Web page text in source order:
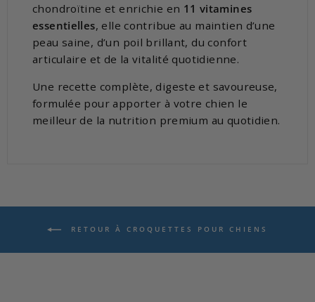
chondroïtine et enrichie en 11 vitamines
essentielles, elle contribue au maintien d’une
peau saine, d’un poil brillant, du confort
articulaire et de la vitalité quotidienne.
Une recette complète, digeste et savoureuse,
formulée pour apporter à votre chien le
meilleur de la nutrition premium au quotidien.
RETOUR À CROQUETTES POUR CHIENS